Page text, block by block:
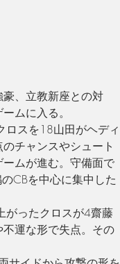
、立教新座との対
ムに入る。
ロスを18山田がヘディ
のチャンスやシュート
ムが進む。守備面で
CBを中心に集中した
がったクロスが4齋藤
運な形で失点。その